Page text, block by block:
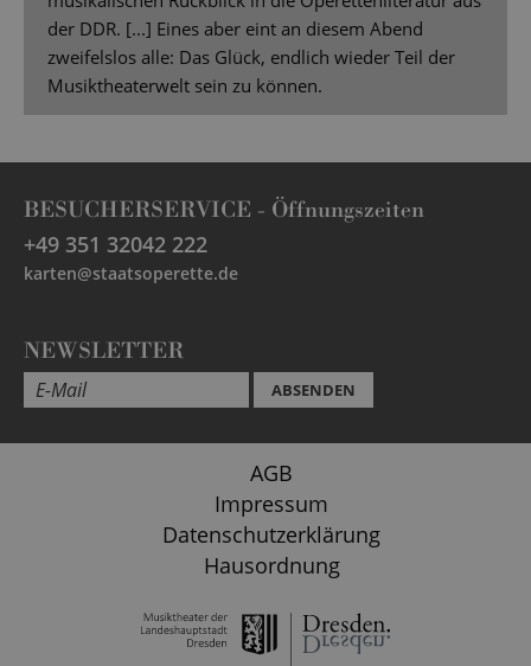
der DDR. [...] Eines aber eint an diesem Abend
zweifelslos alle: Das Glück, endlich wieder Teil der
Musiktheaterwelt sein zu können.
BESUCHERSERVICE - Öffnungszeiten
+49 351 32042 222
karten@staatsoperette.de
NEWSLETTER
ABSENDEN
AGB
Impressum
Datenschutzerklärung
Hausordnung